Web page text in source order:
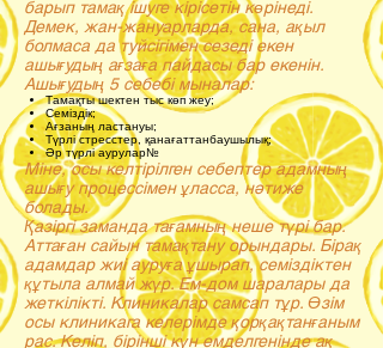
барып тамақ ішуге кірісетін көрінеді.
Демек, жан-жануарларда, сана, ақыл
болмаса да туйсігімен сезеді екен
ашығудың ағзаға пайдасы бар екенін.
Ашығудың 5 себебі мыналар:
Тамақты шектен тыс көп жеу;
Семіздік;
Ағзаның ластануы;
Түрлі стресстер, қанағаттанбаушылық;
Әр түрлі аурулар№
Міне, осы келтірілген себептер адамның
ашығу процессімен ұласса, нәтиже
болады.
Қазіргі заманда тағамның неше түрі бар.
Аттаған сайын тамақтану орындары. Бірақ
адамдар жиі ауруға ұшырап, семіздіктен
құтыла алмай жүр. Ем-дом шаралары да
жеткілікті. Клиникалар самсап тұр. Өзім
осы клиникага келерімде қорқақтанғаным
рас. Келіп, бірінші күн емделгенінде ақ